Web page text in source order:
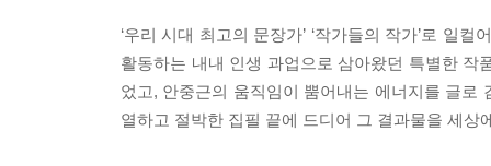
‘우리 시대 최고의 문장가’ ‘작가들의 작가’로 일
활동하는 내내 인생 과업으로 삼아왔던 특별한
었고, 안중근의 움직임이 뿜어내는 에너지를 글로
열하고 절박한 집필 끝에 드디어 그 결과물을 세상